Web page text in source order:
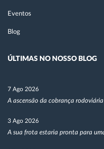
Eventos
Blog
ÚLTIMAS NO NOSSO BLOG
7 Ago 2026
A ascensão da cobrança
3 Ago 2026
A sua frota estaria pronta para